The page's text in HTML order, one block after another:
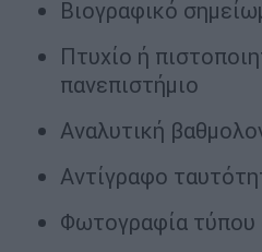
Βιογραφικό
Πτυχίο ή
πανεπιστήμιο
Αναλυτική
Αντίγραφο
Φωτογραφία τύπου